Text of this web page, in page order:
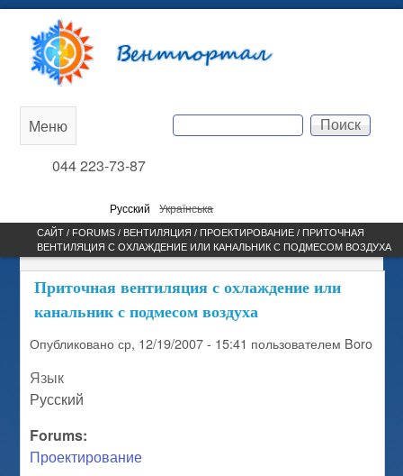
содержанию
Вентпортал
Форма поиска
Поиск
044 223-73-87
Русский Українська
Main
menu
Меню
САЙТ /
ВЫ ЗДЕСЬ
FORUMS/ ВЕНТИЛЯЦИЯ / ПРОЕКТИРОВАНИЕ/ ПРИТОЧНАЯ
ВЕНТИЛЯЦИЯ С ОХЛАЖДЕНИЕ ИЛИ КАНАЛЬНИК С ПОДМЕСОМ ВОЗДУХА
Приточная вентиляция с охлаждение или
канальник с подмесом воздуха
Опубликованоср, 12/19/2007 - 15:41 пользователем Boro
Язык
Русский
Forums:
Проектирование